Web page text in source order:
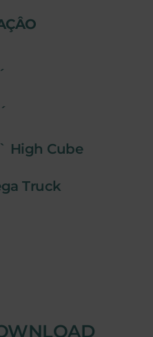
High Cube
Truck